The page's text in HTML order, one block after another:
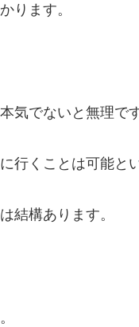
ります。
気でないと無理です
行くことは可能と
結構あります。